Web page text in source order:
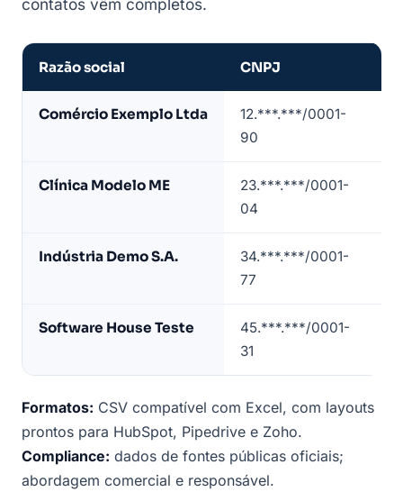
contatos vêm completos.
empresas
Paulo
exemplo)
Razão social CNPJ
Comércio Exemplo Ltda
12.***.***/0001-
90
Clínica Modelo ME
23.***.***/0001-
04
Indústria Demo S.A.
34.***.***/0001-
77
Software House Teste
45.***.***/0001-
31
Formatos: CSV compatível com Excel, com layouts
prontos para HubSpot, Pipedrive e Zoho.
Compliance: dados de fontes públicas oficiais;
abordagem comercial e responsável.